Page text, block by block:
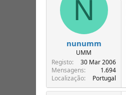
N
nunumm
UMM
Registo
30 Mar 2006
Mensagens
1.694
Localização
Portugal